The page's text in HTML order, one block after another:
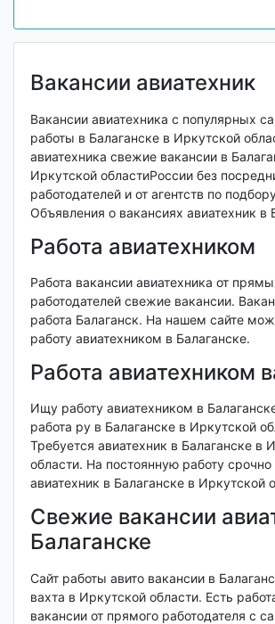
Вакансии авиатехник
Вакансии авиатехника с популярных
работы в Балаганске в Иркутской
авиатехника свежие вакансии в
Иркутской областиРоссии без
работодателей и от агентств по
Объявления о вакансиях авиатехник в
Работа авиатехником
Работа вакансии авиатехника от
работодателей свежие вакансии.
работа Балаганск. На нашем сайте
работу авиатехником в Балаганске.
Работа авиатехником
Ищу работу авиатехником в
работа ру в Балаганске в Иркутской
Требуется авиатехник в Балаганске в
области. На постоянную работу срочно
авиатехник в Балаганске в Иркутской
Свежие вакансии
Балаганске
Сайт работы авито вакансии в
вахта в Иркутской области. Есть
вакансии от прямого работодателя с